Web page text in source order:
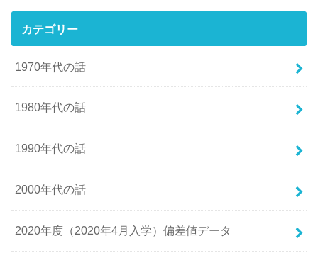
カテゴリー
1970年代の話
1980年代の話
1990年代の話
2000年代の話
2020年度（2020年4月入学）偏差値データ